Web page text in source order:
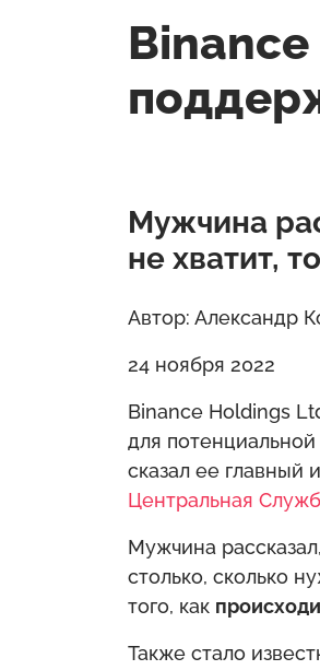
Мужчина
не хватит,
Автор: Александр
24 ноября 2022
Binance Holdings
для
сказал ее главный
Центральная
Мужчина
столько, сколько
того, как
Также стало